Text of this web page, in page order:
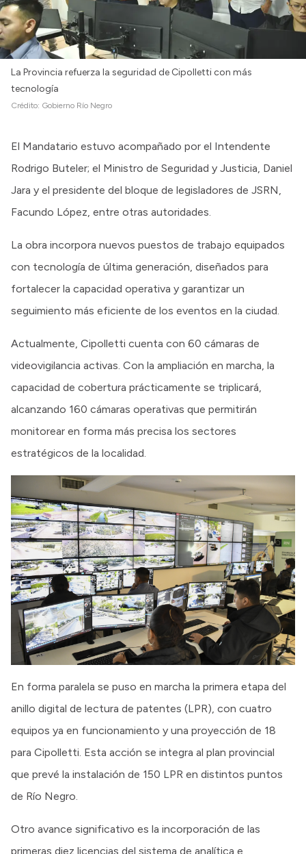
La Provincia refuerza la seguridad de Cipolletti con más
tecnología
Crédito: Gobierno Río Negro
El Mandatario estuvo acompañado por el Intendente
Rodrigo Buteler; el Ministro de Seguridad y Justicia, Daniel
Jara y el presidente del bloque de legisladores de JSRN,
Facundo López, entre otras autoridades.
La obra incorpora nuevos puestos de trabajo equipados
con tecnología de última generación, diseñados para
fortalecer la capacidad operativa y garantizar un
seguimiento más eficiente de los eventos en la ciudad.
Actualmente, Cipolletti cuenta con 60 cámaras de
videovigilancia activas. Con la ampliación en marcha, la
capacidad de cobertura prácticamente se triplicará,
alcanzando 160 cámaras operativas que permitirán
monitorear en forma más precisa los sectores
estratégicos de la localidad.
En forma paralela se puso en marcha la primera etapa del
anillo digital de lectura de patentes (LPR), con cuatro
equipos ya en funcionamiento y una proyección de 18
para Cipolletti. Esta acción se integra al plan provincial
que prevé la instalación de 150 LPR en distintos puntos
de Río Negro.
Otro avance significativo es la incorporación de las
primeras diez licencias del sistema de analítica e